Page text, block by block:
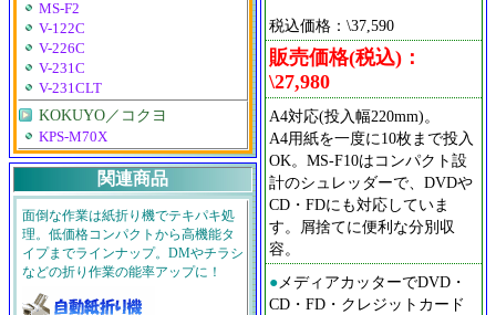
税込価格：\37,590
販売価格(税込)：
\27,980
A4対応(投入幅220mm)。
A4用紙を一度に10枚まで投入
OK。MS-F10はコンパクト設
計のシュレッダーで、DVDや
CD・FDにも対応していま
す。屑捨てに便利な分別収
容。
●メディアカッターでDVD・
CD・FD・クレジットカード
MS-F2
V-122C
V-226C
V-231C
V-231CLT
KOKUYO／コクヨ
KPS-M70X
関連商品
面倒な作業は紙折り機でテキパキ処
理。低価格コンパクトから高機能タ
イプまでラインナップ。DMやチラシ
などの折り作業の能率アップに！